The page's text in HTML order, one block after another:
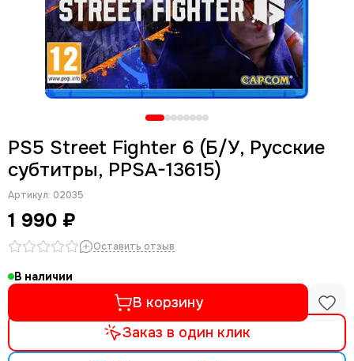
PS5 Street Fighter 6 (Б/У, Русские
субтитры, PPSA-13615)
Артикул: 02035
1 990 ₽
Оставить отзыв
В наличии
В корзину
Заказ в один клик